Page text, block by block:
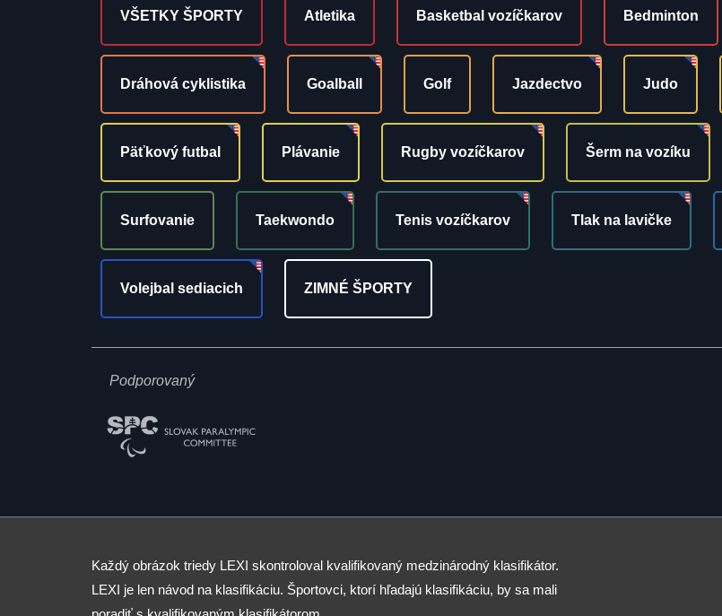
VŠETKY ŠPORTY Atletika Basketbal vozíčkarov Bedminton
Dráhová cyklistika Goalball Golf Jazdectvo Judo
Päťkový futbal Plávanie Rugby vozíčkarov Šerm na vozíku
Surfovanie Taekwondo Tenis vozíčkarov Tlak na lavičke
Volejbal sediacich ZIMNÉ ŠPORTY
Podporovaný
Každý obrázok triedy LEXI skontroloval kvalifikovaný medzinárodný klasifikátor.
LEXI je len návod na klasifikáciu. Športovci, ktorí hľadajú klasifikáciu, by sa mali